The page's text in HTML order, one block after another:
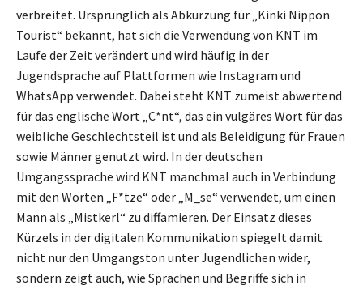
verbreitet. Ursprünglich als Abkürzung für „Kinki Nippon
Tourist“ bekannt, hat sich die Verwendung von KNT im
Laufe der Zeit verändert und wird häufig in der
Jugendsprache auf Plattformen wie Instagram und
WhatsApp verwendet. Dabei steht KNT zumeist abwertend
für das englische Wort „C*nt“, das ein vulgäres Wort für das
weibliche Geschlechtsteil ist und als Beleidigung für Frauen
sowie Männer genutzt wird. In der deutschen
Umgangssprache wird KNT manchmal auch in Verbindung
mit den Worten „F*tze“ oder „M_se“ verwendet, um einen
Mann als „Mistkerl“ zu diffamieren. Der Einsatz dieses
Kürzels in der digitalen Kommunikation spiegelt damit
nicht nur den Umgangston unter Jugendlichen wider,
sondern zeigt auch, wie Sprachen und Begriffe sich in